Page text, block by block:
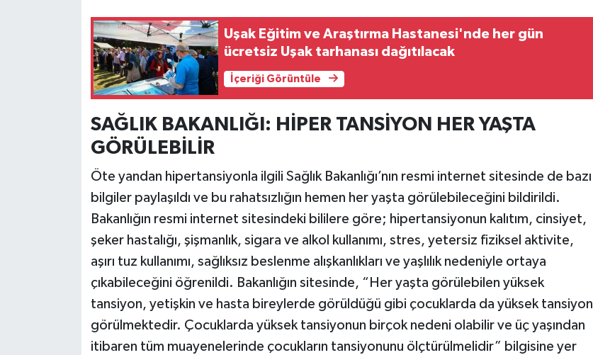
Uşak Eğitim ve Araştırma Hastanesi'nde her gün
ücretsiz Uşak tarhanası dağıtılacak
İçeriği Görüntüle
SAĞLIK BAKANLIĞI: HİPER TANSİYON HER YAŞTA
GÖRÜLEBİLİR
Öte yandan hipertansiyonla ilgili Sağlık Bakanlığı’nın resmi internet sitesinde de bazı
bilgiler paylaşıldı ve bu rahatsızlığın hemen her yaşta görülebileceğini bildirildi.
Bakanlığın resmi internet sitesindeki bililere göre; hipertansiyonun kalıtım, cinsiyet,
şeker hastalığı, şişmanlık, sigara ve alkol kullanımı, stres, yetersiz fiziksel aktivite,
aşırı tuz kullanımı, sağlıksız beslenme alışkanlıkları ve yaşlılık nedeniyle ortaya
çıkabileceğini öğrenildi. Bakanlığın sitesinde, “Her yaşta görülebilen yüksek
tansiyon, yetişkin ve hasta bireylerde görüldüğü gibi çocuklarda da yüksek tansiyon
görülmektedir. Çocuklarda yüksek tansiyonun birçok nedeni olabilir ve üç yaşından
itibaren tüm muayenelerinde çocukların tansiyonunu ölçtürülmelidir” bilgisine yer